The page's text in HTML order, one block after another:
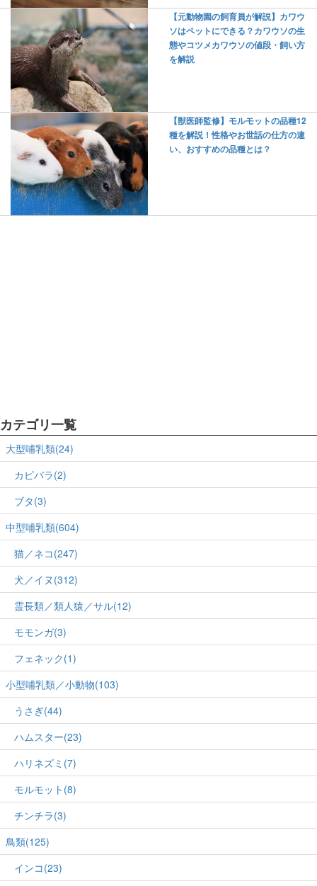
【元動物園の飼育員が解説】カワウ
ソはペットにできる？カワウソの生
態やコツメカワウソの値段・飼い方
を解説
【獣医師監修】モルモットの品種12
種を解説！性格やお世話の仕方の違
い、おすすめの品種とは？
カテゴリ一覧
大型哺乳類(24)
カピバラ(2)
ブタ(3)
中型哺乳類(604)
猫／ネコ(247)
犬／イヌ(312)
霊長類／類人猿／サル(12)
モモンガ(3)
フェネック(1)
小型哺乳類／小動物(103)
うさぎ(44)
ハムスター(23)
ハリネズミ(7)
モルモット(8)
チンチラ(3)
鳥類(125)
インコ(23)